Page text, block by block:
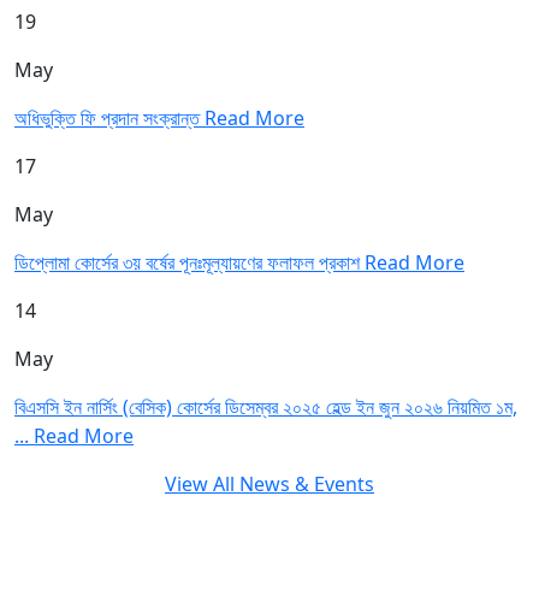
19
May
অধিভুক্তি ফি প্রদান সংক্রান্তRead More
17
May
ডিপ্লোমা কোর্সের ৩য় বর্ষের পূনঃমূল্যায়ণের ফলাফল প্রকাশRead More
14
May
বিএসসি ইন নার্সিং (বেসিক) কোর্সের ডিসেম্বর ২০২৫ হেল্ড ইন জুন ২০২৬ নিয়মিত ১ম,
... Read More
View All News & Events